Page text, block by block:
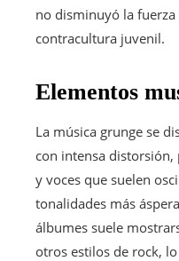
no disminuyó la
contracultura juvenil.
Elementos
La música grunge se
con intensa
y voces que suelen
tonalidades más
álbumes suele
otros estilos de rock,